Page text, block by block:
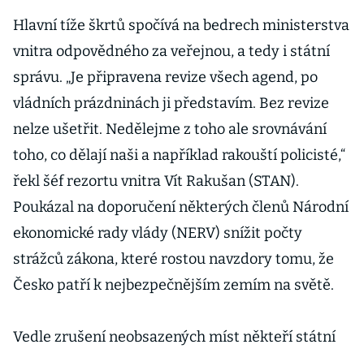
Hlavní tíže škrtů spočívá na bedrech ministerstva
vnitra odpovědného za veřejnou, a tedy i státní
správu. „Je připravena revize všech agend, po
vládních prázdninách ji představím. Bez revize
nelze ušetřit. Nedělejme z toho ale srovnávání
toho, co dělají naši a například rakouští policisté,“
řekl šéf rezortu vnitra Vít Rakušan (STAN).
Poukázal na doporučení některých členů Národní
ekonomické rady vlády (NERV) snížit počty
strážců zákona, které rostou navzdory tomu, že
Česko patří k nejbezpečnějším zemím na světě.
Vedle zrušení neobsazených míst někteří státní